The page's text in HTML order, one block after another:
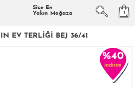
Size En
Yakın Mağaza
1
EV TERLIĞI BEJ 36/41
%40
indirim